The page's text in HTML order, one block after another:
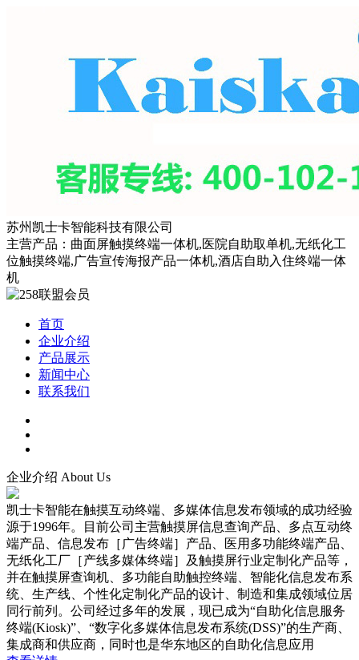
苏州凯士卡智能科技有限公司
主营产品：曲面屏触摸终端一体机,医院自助取单机,无纸化工
位触摸终端,广告宣传海报产品一体机,酒店自助入住终端一体
机
首页
企业介绍
产品展示
新闻中心
联系我们
企业介绍 About Us
凯士卡智能在触摸互动终端、多媒体信息发布领域的成功经验
源于1996年。目前公司主营触摸屏信息查询产品、多点互动终
端产品、信息发布［广告终端］产品、医用多功能终端产品、
无纸化工厂［产线多媒体终端］及触摸屏行业定制化产品等，
并在触摸屏查询机、多功能自助触控终端、智能化信息发布系
统、生产线、个性化定制化产品的设计、制造和集成领域位居
同行前列。公司经过多年的发展，现已成为“自助化信息服务
终端(Kiosk)”、“数字化多媒体信息发布系统(DSS)”的生产商、
集成商和供应商，同时也是华东地区的自助化信息应用